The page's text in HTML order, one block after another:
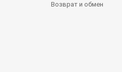
Возврат и обмен